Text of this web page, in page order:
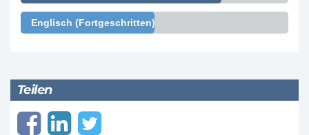
Englisch (Fortgeschritten)
Teilen